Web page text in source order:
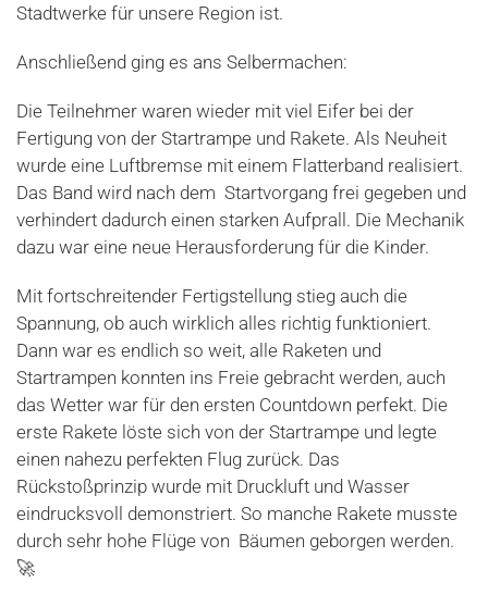
Stadtwerke für unsere Region ist.
Anschließend ging es ans Selbermachen:
Die Teilnehmer waren wieder mit viel Eifer bei der
Fertigung von der Startrampe und Rakete. Als Neuheit
wurde eine Luftbremse mit einem Flatterband realisiert.
Das Band wird nach dem Startvorgang frei gegeben und
verhindert dadurch einen starken Aufprall. Die Mechanik
dazu war eine neue Herausforderung für die Kinder.
Mit fortschreitender Fertigstellung stieg auch die
Spannung, ob auch wirklich alles richtig funktioniert.
Dann war es endlich so weit, alle Raketen und
Startrampen konnten ins Freie gebracht werden, auch
das Wetter war für den ersten Countdown perfekt. Die
erste Rakete löste sich von der Startrampe und legte
einen nahezu perfekten Flug zurück. Das
Rückstoßprinzip wurde mit Druckluft und Wasser
eindrucksvoll demonstriert. So manche Rakete musste
durch sehr hohe Flüge von Bäumen geborgen werden.
🚀